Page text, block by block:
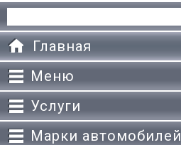
Главная
Меню
Услуги
Марки автомобилей